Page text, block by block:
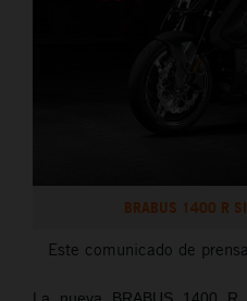
BRABUS 1400 R
Este comunicado de
La nueva BRABUS 1400 R